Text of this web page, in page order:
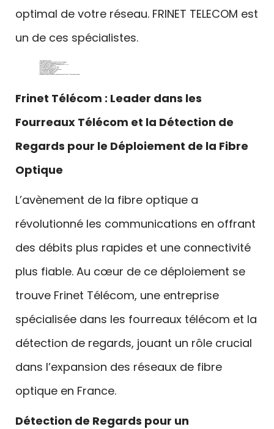
optimal de votre réseau. FRINET TELECOM est
un de ces spécialistes.
Frinet Télécom : Leader dans les
Fourreaux Télécom et la Détection de
Regards pour le Déploiement de la Fibre
Optique
L’avènement de la fibre optique a
révolutionné les communications en offrant
des débits plus rapides et une connectivité
plus fiable. Au cœur de ce déploiement se
trouve Frinet Télécom, une entreprise
spécialisée dans les fourreaux télécom et la
détection de regards, jouant un rôle crucial
dans l’expansion des réseaux de fibre
optique en France.
Détection de Regards pour un